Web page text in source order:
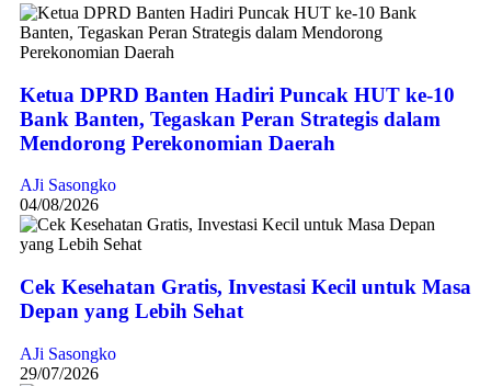
Ketua DPRD Banten Hadiri Puncak HUT ke-10
Bank Banten, Tegaskan Peran Strategis dalam
Mendorong Perekonomian Daerah
AJi Sasongko
04/08/2026
Cek Kesehatan Gratis, Investasi Kecil untuk Masa
Depan yang Lebih Sehat
AJi Sasongko
29/07/2026